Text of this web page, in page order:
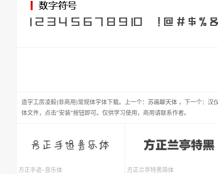
造字工房凌毅(非商用)常规体字体下载。 上一个： 苏画聊天体 ， 下一个： 汉
体文件，点击“安装”按钮即可。仅供学习使用，商用请联系作者。
方正手迹-音乐体 方正兰亭特黑简体